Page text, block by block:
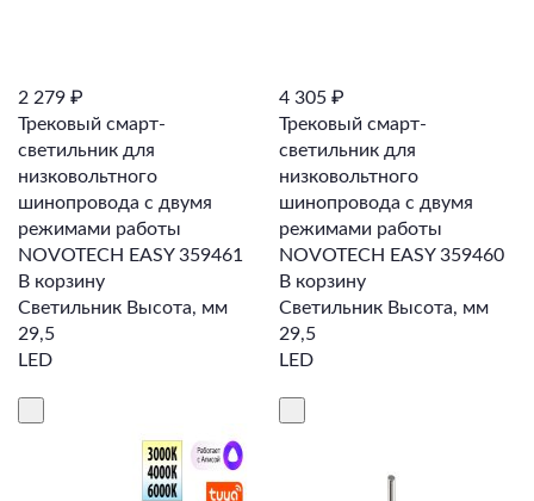
2 279 ₽
Трековый смарт-
светильник для
низковольтного
шинопровода с двумя
режимами работы
NOVOTECH EASY 359461
В корзину
Светильник Высота, мм
29,5
LED
4 305 ₽
Трековый смарт-
светильник для
низковольтного
шинопровода с двумя
режимами работы
NOVOTECH EASY 359460
В корзину
Светильник Высота, мм
29,5
LED